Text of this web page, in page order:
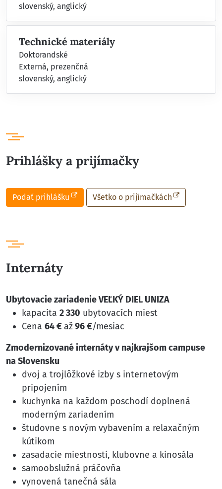
slovenský, anglický
Technické materiály
Doktorandské
Externá, prezenčná
slovenský, anglický
Prihlášky a prijímačky
Podať prihlášku Všetko o prijímačkách
Internáty
Ubytovacie zariadenie VEĽKÝ DIEL UNIZA
kapacita 2 330 ubytovacích miest
Cena 64 €až96 €/mesiac
Zmodernizované internáty v najkrajšom campuse
na Slovensku
dvoj a trojlôžkové izby s internetovým
pripojením
kuchynka na každom poschodí doplnená
moderným zariadením
študovne s novým vybavením a relaxačným
kútikom
zasadacie miestnosti, klubovne a kinosála
samoobslužná práčovňa
vynovená tanečná sála